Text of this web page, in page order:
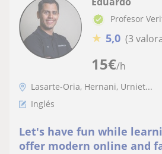
15€/h
Profesor
★ 5,0 (3
Lasarte-Oria, Hernani, Urniet...
Inglés
Let's have fun while
offer modern online and